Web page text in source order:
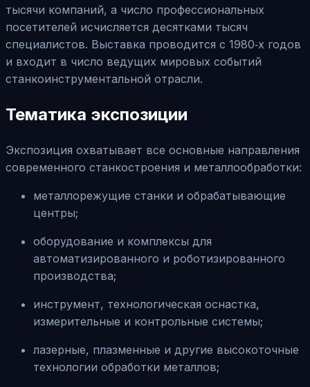
тысячи компаний, а число профессиональных
посетителей исчисляется десятками тысяч
специалистов. Выставка проводится с 1980‑х годов
и входит в число ведущих мировых событий
станкоинструментальной отрасли.
Тематика экспозиции
Экспозиция охватывает все основные направления
современного станкостроения и металлообработки:
металлорежущие станки и обрабатывающие
центры;
оборудование и комплексы для
автоматизированного и роботизированного
производства;
инструмент, технологическая оснастка,
измерительные и контрольные системы;
лазерные, плазменные и другие высокоточные
технологии обработки металлов;